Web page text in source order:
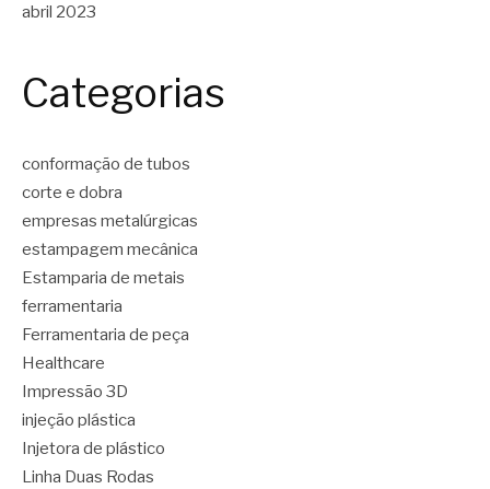
abril 2023
Categorias
conformação de tubos
corte e dobra
empresas metalúrgicas
estampagem mecânica
Estamparia de metais
ferramentaria
Ferramentaria de peça
Healthcare
Impressão 3D
injeção plástica
Injetora de plástico
Linha Duas Rodas